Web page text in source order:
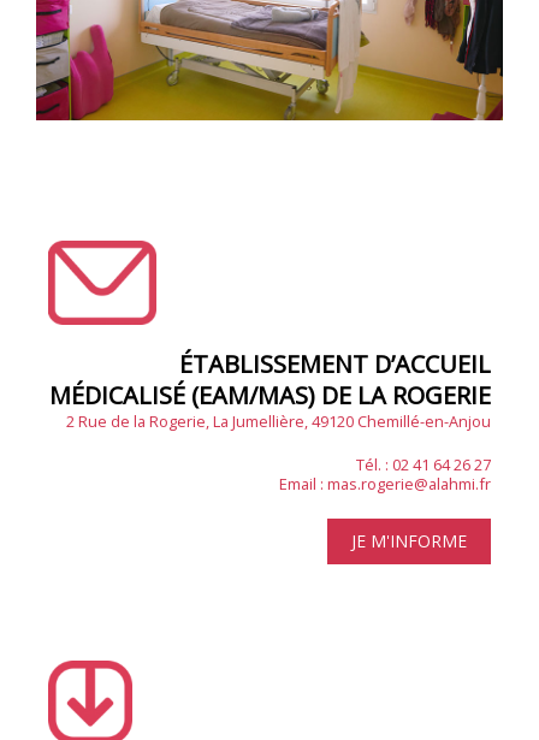
ÉTABLISSEMENT D’ACCUEIL
MÉDICALISÉ (EAM/MAS) DE LA ROGERIE
2 Rue de la Rogerie, La Jumellière, 49120 Chemillé-en-Anjou
Tél. : 02 41 64 26 27
Email : mas.rogerie@alahmi.fr
JE M'INFORME